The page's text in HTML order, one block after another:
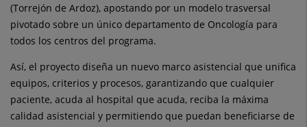
(Torrejón de Ardoz), apostando por un modelo trasversal
pivotado sobre un único departamento de Oncología para
todos los centros del programa.
Así, el proyecto diseña un nuevo marco asistencial que unifica
equipos, criterios y procesos, garantizando que cualquier
paciente, acuda al hospital que acuda, reciba la máxima
calidad asistencial y permitiendo que puedan beneficiarse de